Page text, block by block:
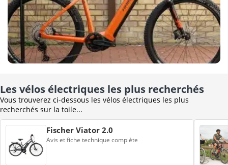
Les vélos électriques les plus recherchés
Vous trouverez ci-dessous les vélos électriques les plus
recherchés sur la toile...
Fischer Viator 2.0
Avis et fiche technique complète